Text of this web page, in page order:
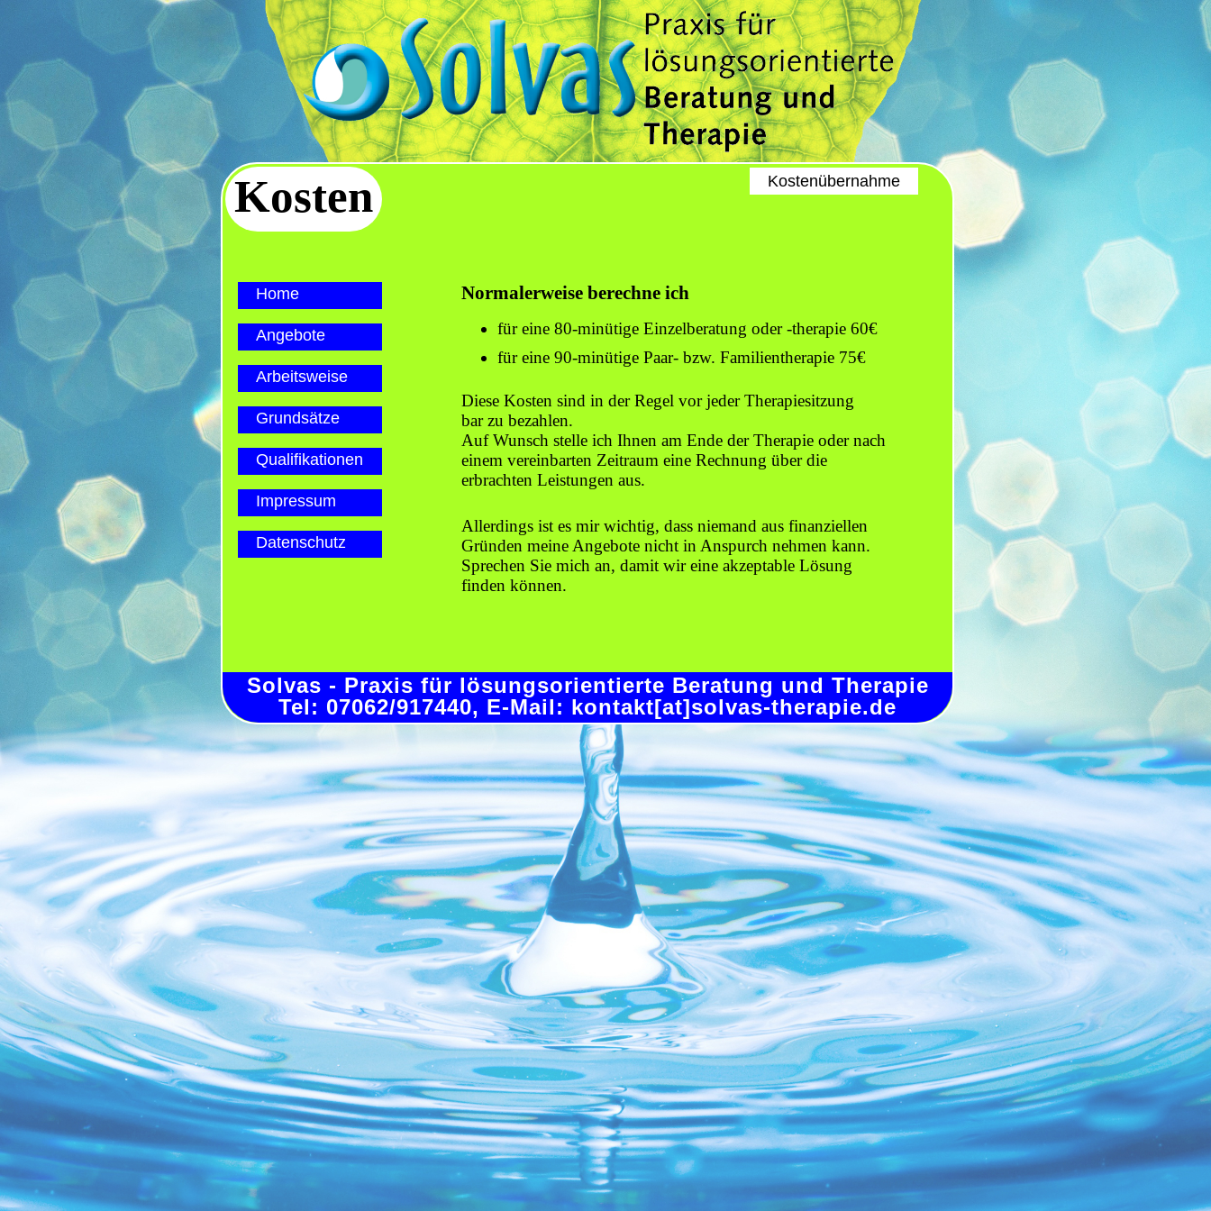
Kosten
a
Kostenübernahme
Home
Angebote
Arbeitsweise
Grundsätze
Qualifikationen
Impressum
Datenschutz
Normalerweise berechne ich
für eine 80-minütige Einzelberatung oder -therapie 60€
für eine 90-minütige Paar- bzw. Familientherapie 75€
Diese Kosten sind in der Regel vor jeder Therapiesitzung
bar zu bezahlen.
Auf Wunsch stelle ich Ihnen am Ende der Therapie oder nach
einem vereinbarten Zeitraum eine Rechnung über die
erbrachten Leistungen aus.
Allerdings ist es mir wichtig, dass niemand aus finanziellen
Gründen meine Angebote nicht in Anspurch nehmen kann.
Sprechen Sie mich an, damit wir eine akzeptable Lösung
finden können.
Solvas - Praxis für lösungsorientierte Beratung und Therapie
Tel: 07062/917440, E-Mail: kontakt[at]solvas-therapie.de